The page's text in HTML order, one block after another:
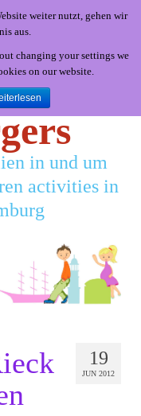
in und um
activities in
19
JUN 2012
weiter nutzt, gehen wir
aus.
changing your settings we
on our website.